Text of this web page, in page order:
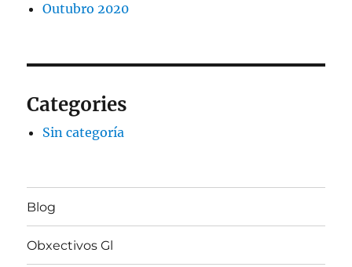
Outubro 2020
Categories
Sin categoría
Blog
Obxectivos Gl